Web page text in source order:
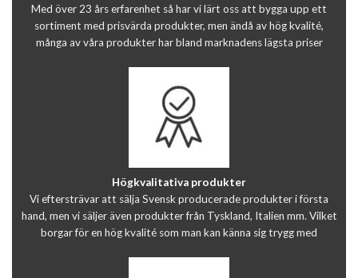
Med över 23 års erfarenhet så har vi lärt oss att bygga upp ett
sortiment med prisvärda produkter, men ändå av hög kvalité,
många av våra produkter har bland marknadens lägsta priser
Högkvalitativa produkter
Vi eftersträvar att sälja Svensk producerade produkter i första
hand, men vi säljer även produkter från Tyskland, Italien mm. Vilket
borgar för en hög kvalité som man kan känna sig trygg med